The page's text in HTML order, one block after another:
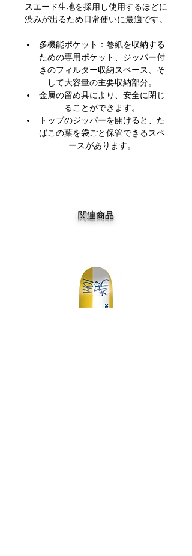
スエード生地を採用し使用するほどに
渋みが出るため日常使いに最適です。
多機能ポケット：巻紙を収納する
ための専用ポケット、ジッパー付
きのフィルター収納スペース、そ
して大容量の主要収納部分。
金属の留め具により、安全に閉じ
ることができます。
トップのジッパーを開けると、た
ばこの葉を袋ごと保管できるスペ
ースがあります。
関連商品